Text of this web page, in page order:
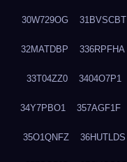
30W729OG 31BVSCBT
32MATDBP 336RPFHA
33T04ZZ0 3404O7P1
34Y7PBO1 357AGF1F
35O1QNFZ 36HUTLDS